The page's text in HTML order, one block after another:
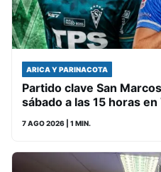
ARICA Y PARINACOTA
Partido clave San
sábado a las 15 horas
7 AGO 2026 | 1 MIN.